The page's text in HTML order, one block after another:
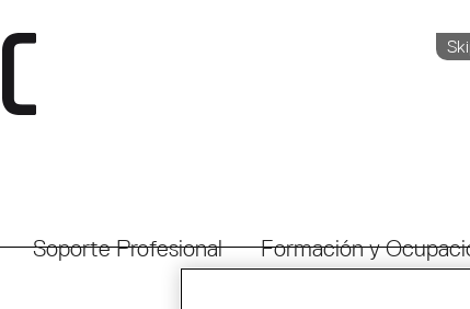
Soporte Profesional Formación y